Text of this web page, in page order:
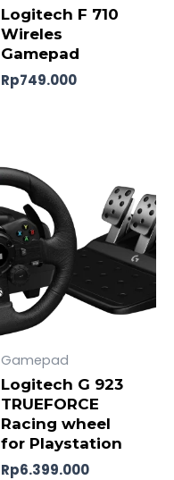
Logitech F 710
Wireles
Gamepad
Rp749.000
Gamepad
Logitech G 923
TRUEFORCE
Racing wheel
for Playstation
Rp6.399.000